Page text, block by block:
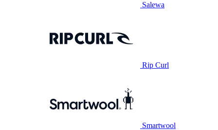
Salewa
Rip Curl
Smartwool